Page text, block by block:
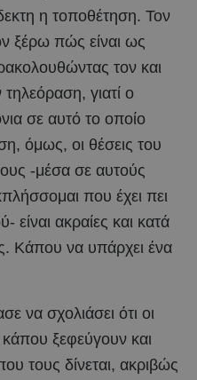
η τοποθέτηση. Τον
ξέρω πώς είναι ως
τον και
γιατί ο
σε αυτό το οποίο
όμως, οι θέσεις του
-μέσα σε αυτούς
που έχει πει
είναι ακραίες και κατά
Κάπου να υπάρχει ένα
να σχολιάσει ότι οι
ξεφεύγουν και
τους δίνεται, ακριβώς